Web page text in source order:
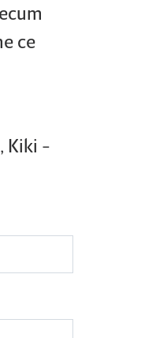
ce
Kiki -